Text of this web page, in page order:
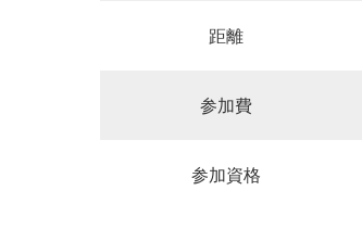
距離
参加費
参加資格